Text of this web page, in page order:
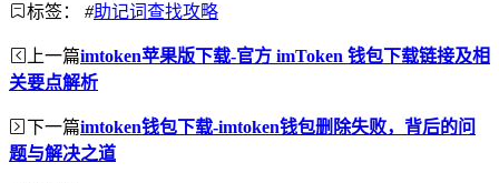
标签： #助记词查找攻略
上一篇imtoken苹果版下载-官方 imToken 钱包下载链接及相
关要点解析
下一篇imtoken钱包下载-imtoken钱包删除失败，背后的问
题与解决之道